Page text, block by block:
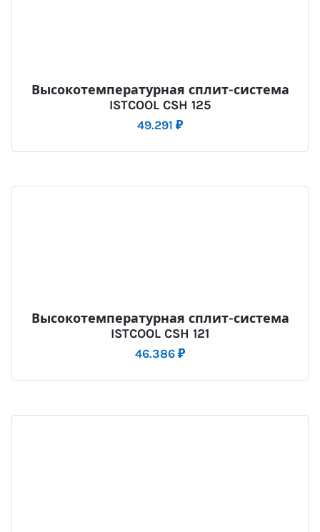
Высокотемпературная сплит-система
ISTCOOL CSH 125
49.291 ₽
Высокотемпературная сплит-система
ISTCOOL CSH 121
46.386 ₽